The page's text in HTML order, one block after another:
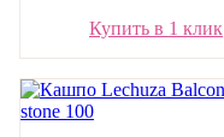
Купить в 1 клик